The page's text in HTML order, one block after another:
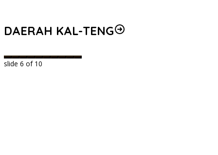
DAERAH KAL-TENG
slide 6 of 10